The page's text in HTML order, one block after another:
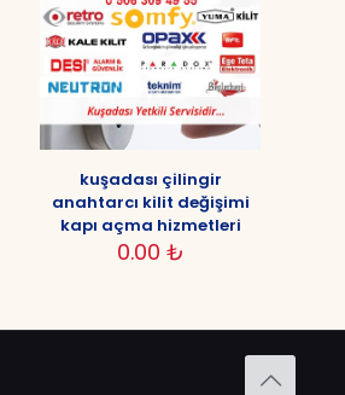
kuşadası çilingir
anahtarcı kilit değişimi
kapı açma hizmetleri
0.00 ₺